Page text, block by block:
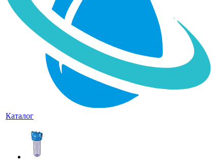
Каталог